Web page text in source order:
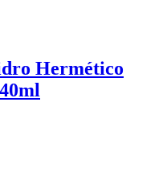
Hermético